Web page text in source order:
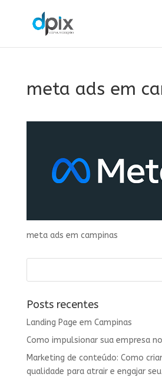
meta ads em
meta ads em campinas
Posts recentes
Landing Page em Campinas
Como impulsionar sua empresa
Marketing de conteúdo: Como
qualidade para atrair e engajar